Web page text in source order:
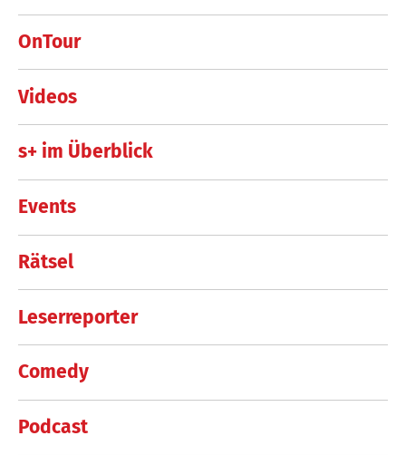
OnTour
Videos
s+ im Überblick
Events
Rätsel
Leserreporter
Comedy
Podcast